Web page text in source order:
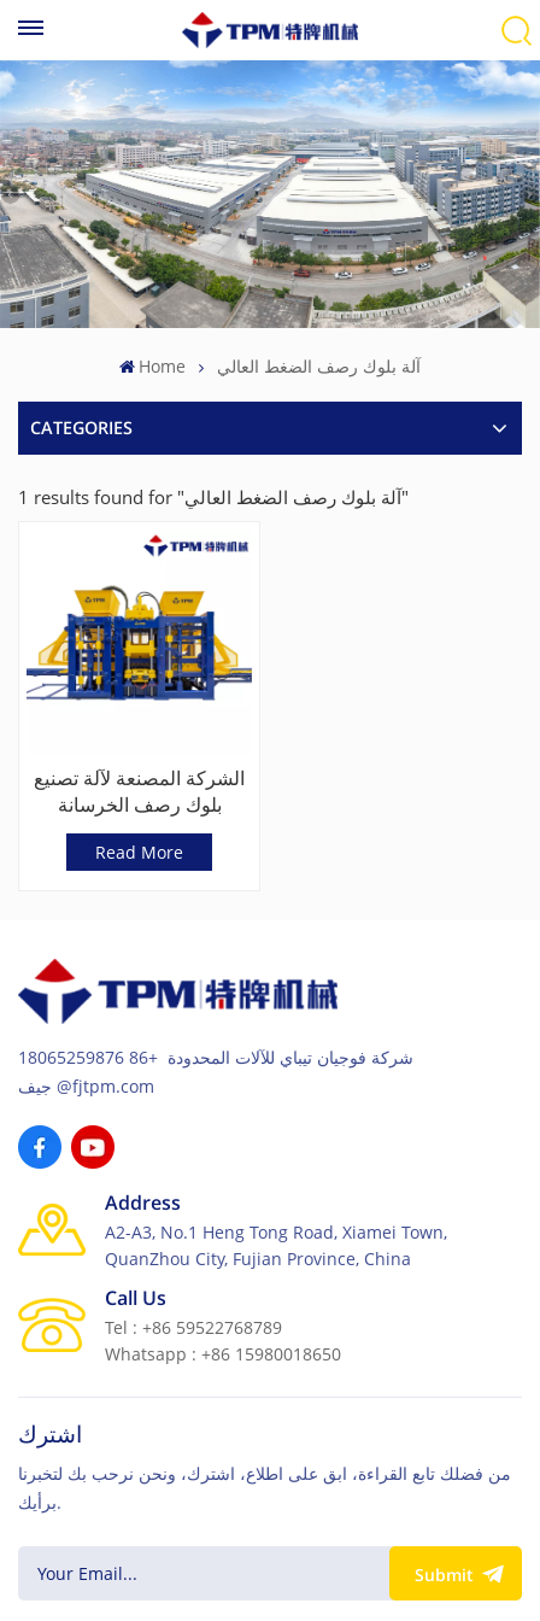
Home آلة بلوك رصف الضغط العالي
CATEGORIES
1 results found for "آلة بلوك رصف الضغط العالي"
الشركة المصنعة لآلة تصنيع
بلوك رصف الخرسانة
الأوتوماتيكية بالكامل في
الصين (TPM10000G)
Read More
شركة فوجيان تيباي للآلات المحدودة +86 18065259876
جيف@fjtpm.com
Address
A2-A3, No.1 Heng Tong Road, Xiamei Town,
QuanZhou City, Fujian Province, China
Call Us
Tel : +86 59522768789
Whatsapp : +86 15980018650
اشترك
من فضلك تابع القراءة، ابق على اطلاع، اشترك، ونحن نرحب بك لتخبرنا
برأيك.
Submit